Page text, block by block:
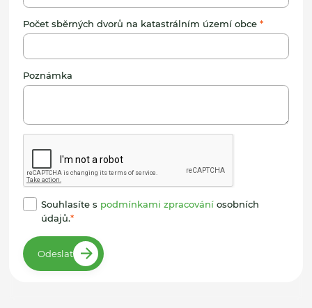
Počet sběrných dvorů na katastrálním území obce
Poznámka
Souhlasíte s podmínkami zpracování osobních
údajů.
Odeslat